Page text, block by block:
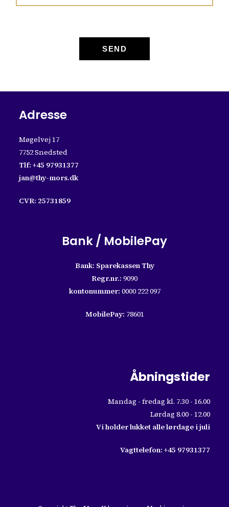
SEND
Adresse
Møgelvej 17
7752 Snedsted
Tlf:+45 97931377
jan@thy-mors.dk
CVR: 25731859
Bank / MobilePay
Bank: Sparekassen Thy
Regr.nr.: 9090
kontonummer: 0000 222 097
MobilePay: 78601
Åbningstider
Mandag - fredag kl. 7.30 - 16.00
Lørdag 8.00 - 12.00
Vi holder lukket alle lørdage i juli
Vagttelefon: +45 97931377